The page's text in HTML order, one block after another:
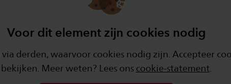
Voor dit element zijn cookies nodig
derden, waarvoor cookies nodig zijn. Accepteer
bekijken. Meer weten? Lees ons cookie-statement